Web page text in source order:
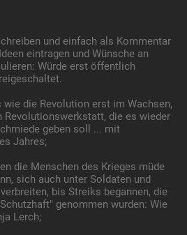
und einfach als Kommentar
eintragen und Wünsche an
Würde erst öffentlich
die Revolution erst im Wachsen,
Revolutionswerkstatt, die es wieder
geben soll ... mit
Jahres;
die Menschen des Krieges müde
sich auch unter Soldaten und
bis Streiks begannen, die
genommen wurden: Wie
Lerch;